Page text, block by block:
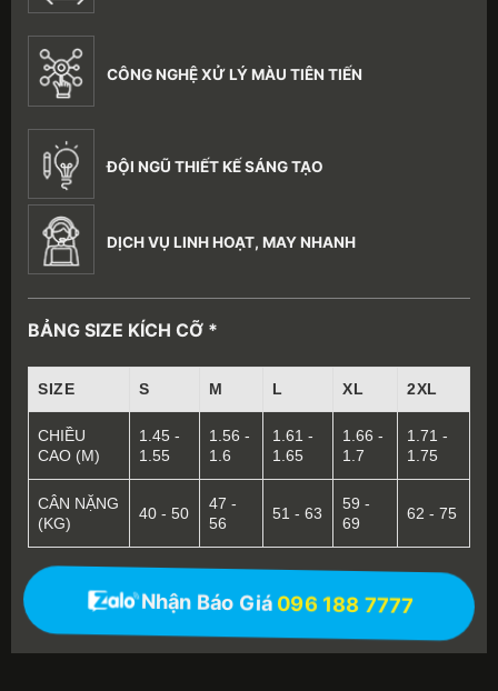
CÔNG NGHỆ XỬ LÝ MÀU TIÊN TIẾN
ĐỘI NGŨ THIẾT KẾ SÁNG TẠO
DỊCH VỤ LINH HOẠT, MAY NHANH
BẢNG SIZE KÍCH CỠ *
SIZE S M L XL 2XL
CHIỀU
CAO (M)
1.45 -
1.55
1.56 -
1.6
1.61 -
1.65
1.66 -
1.7
1.71 -
1.75
CÂN NẶNG
(KG)
40 - 50
47 -
56
51 - 63
59 -
69
62 - 75
Nhận Báo Giá096 188 7777